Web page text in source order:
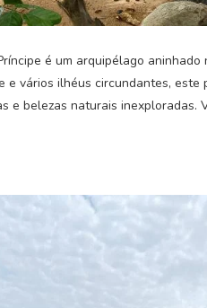
é um arquipélago
e vários ilhéus circundantes,
e belezas naturais inexploradas.